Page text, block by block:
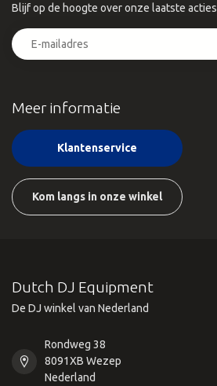
Meer informatie
Klantenservice
Kom langs in onze winkel
Blijf op de hoogte over onze laatste acties
Dutch DJ Equipment
De DJ winkel van Nederland
Rondweg 38
8091XB Wezep
Nederland